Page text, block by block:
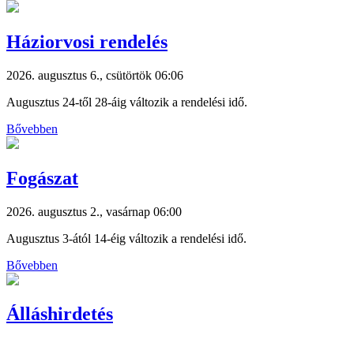
Háziorvosi rendelés
2026. augusztus 6., csütörtök 06:06
Augusztus 24-től 28-áig változik a rendelési idő.
Bővebben
Fogászat
2026. augusztus 2., vasárnap 06:00
Augusztus 3-ától 14-éig változik a rendelési idő.
Bővebben
Álláshirdetés